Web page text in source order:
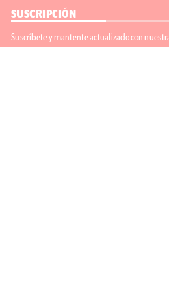
SUSCRIPCIÓN
Suscríbete y mantente actualizado con